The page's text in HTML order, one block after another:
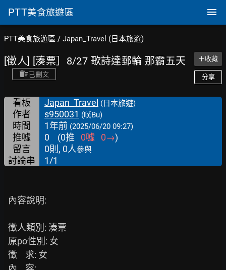
PTT美食旅遊區
PTT美食旅遊區 / Japan_Travel (日本旅遊)
[徵人] [湊票］8/27 歌詩達郵輪 那霸五天
已刪文
＋收藏
分享
看板 Japan_Travel (日本旅遊)
作者 s950031 (噗Bu)
時間 1年前 (2025/06/20 09:27)
推噓 0 (0推 0噓 0→)
留言
0則, 0人參與
討論串 1/1